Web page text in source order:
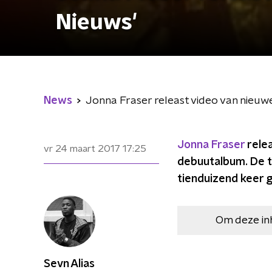
Nieuws'
News Jonna Fraser releast video van
vr 24 maart 2017 17:25 Jonna Fraser
debuutalbum.
tienduizend keer
Om deze
Sevn Alias